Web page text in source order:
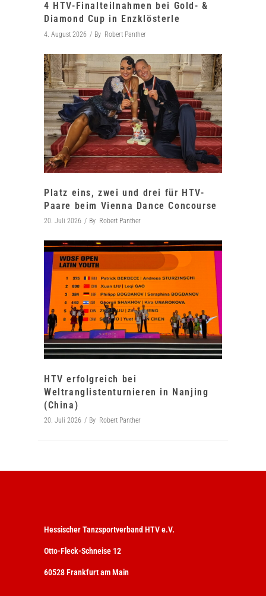
4 HTV-Finalteilnahmen bei Gold- &
Diamond Cup in Enzklösterle
4. August 2026 By Robert Panther
Platz eins, zwei und drei für HTV-
Paare beim Vienna Dance Concourse
20. Juli 2026 By Robert Panther
HTV erfolgreich bei
Weltranglistenturnieren in Nanjing
(China)
20. Juli 2026 By Robert Panther
Hessischer Tanzsportverband HTV e.V.
Otto-Fleck-Schneise 12
60528 Frankfurt am Main